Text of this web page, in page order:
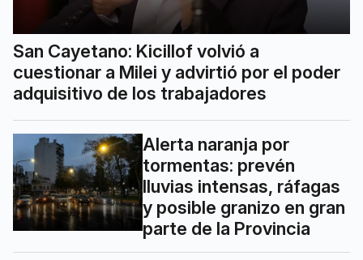
San Cayetano: Kicillof volvió a
cuestionar a Milei y advirtió por el poder
adquisitivo de los trabajadores
Alerta naranja por
tormentas: prevén
lluvias intensas, ráfagas
y posible granizo en gran
parte de la Provincia